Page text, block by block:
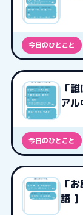
今日のひとこと
「
アル
今日のひとこと
「
語 】